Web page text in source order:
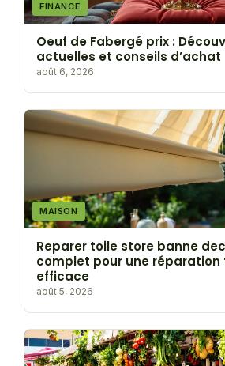
FINANCE
Oeuf de Fabergé prix :
actuelles et conseils d’achat
août 6, 2026
MAISON
Reparer toile store banne
complet pour une réparation
efficace
août 5, 2026